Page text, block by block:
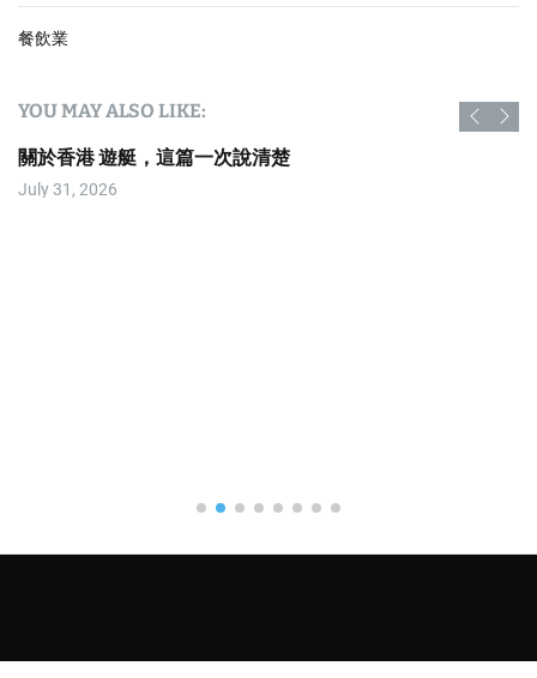
餐飲業
YOU MAY ALSO LIKE:
關於香港 遊艇，這篇一次說清楚
July 31, 2026